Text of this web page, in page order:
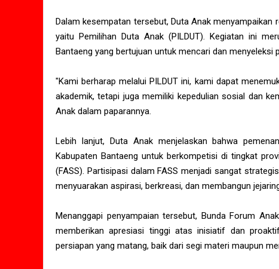
Dalam kesempatan tersebut, Duta Anak
yaitu Pemilihan Duta Anak (PILDUT). Kegiatan ini
Bantaeng yang bertujuan untuk mencari dan menyeleksi
"Kami berharap melalui PILDUT ini, kami dapat
akademik, tetapi juga memiliki kepedulian sosial dan
Anak dalam paparannya.
Lebih lanjut, Duta Anak menjelaskan bahwa
Kabupaten Bantaeng untuk berkompetisi di tingkat
(FASS). Partisipasi dalam FASS menjadi sangat
menyuarakan aspirasi, berkreasi, dan membangun
Menanggapi penyampaian tersebut, Bunda Forum
memberikan apresiasi tinggi atas inisiatif dan
persiapan yang matang, baik dari segi materi maupun